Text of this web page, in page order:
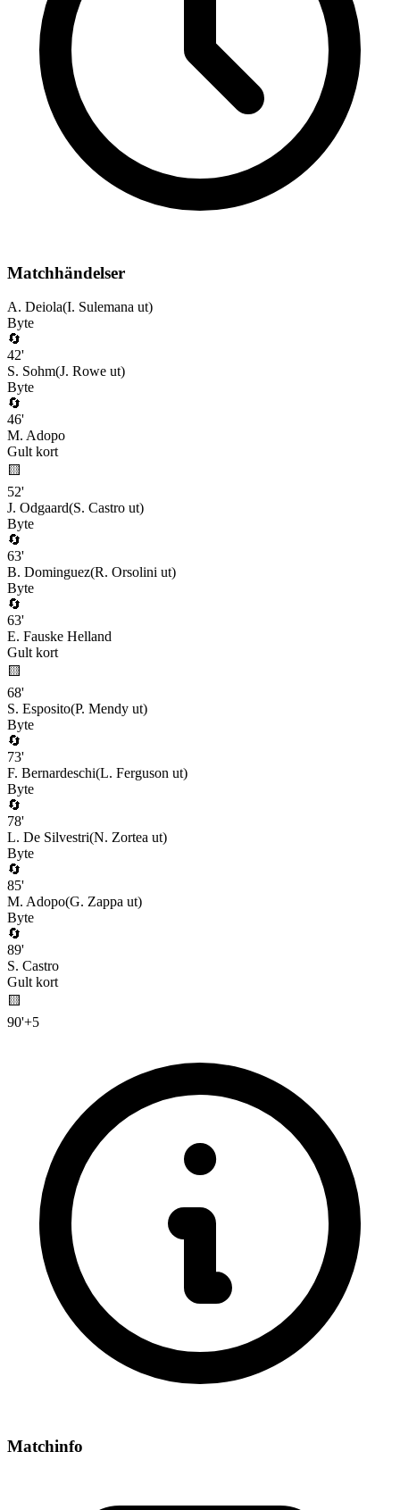
Matchhändelser
A. Deiola(I. Sulemana ut)
Byte
🔄
42'
S. Sohm(J. Rowe ut)
Byte
🔄
46'
M. Adopo
Gult kort
🟨
52'
J. Odgaard(S. Castro ut)
Byte
🔄
63'
B. Dominguez(R. Orsolini ut)
Byte
🔄
63'
E. Fauske Helland
Gult kort
🟨
68'
S. Esposito(P. Mendy ut)
Byte
🔄
73'
F. Bernardeschi(L. Ferguson ut)
Byte
🔄
78'
L. De Silvestri(N. Zortea ut)
Byte
🔄
85'
M. Adopo(G. Zappa ut)
Byte
🔄
89'
S. Castro
Gult kort
🟨
90'+5
Matchinfo